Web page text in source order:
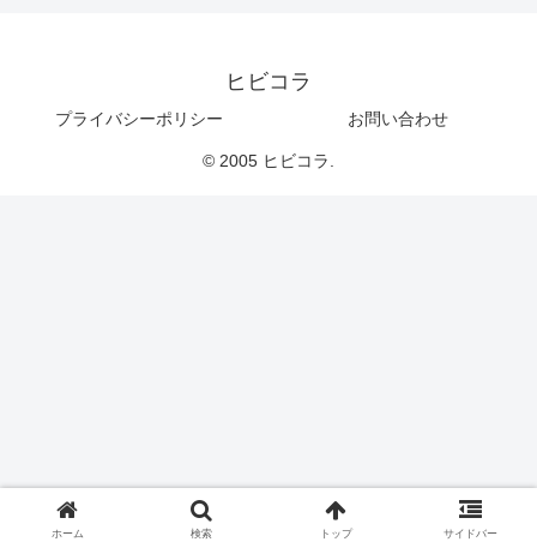
ヒビコラ
プライバシーポリシー お問い合わせ
© 2005 ヒビコラ.
ホーム 検索 トップ サイドバー